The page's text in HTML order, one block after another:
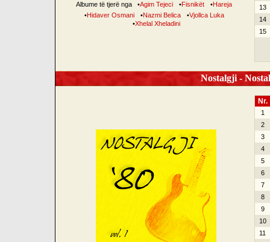
Albume të tjerë nga •Agim Tejeci •Fisnikët •Hareja
•Hidaver Osmani •Nazmi Belica •Vjollca Luka
•Xhelal Xheladini
13
14
15
Nostalgji -
Nr.
1
2
3
4
5
6
7
8
9
10
11